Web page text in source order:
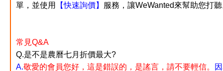
單，並使用
【快速詢價】 服務，讓WeWanted來幫助您打
常見Q&A
Q.是不是農曆七月折價最大?
A.敬愛的會員您好，這是錯誤的，是謠言，請不要輕信。